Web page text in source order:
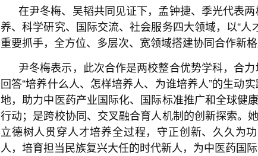
在尹冬梅、吴韬共同见证下，孟钟捷、季光代表
养、科学研究、国际交流、社会服务四大领域，以“
重要抓手，全方位、多层次、宽领域搭建协同合作新格
尹冬梅表示，此次合作是两校整合优势学科，合
回答“培养什么人、怎样培养人、为谁培养人”的生动
地，助力中医药产业国际化、国际标准推广和全球健
行动；是跨校协同、交叉融合育人机制的创新探索。
立德树人贯穿人才培养全过程，守正创新、久久为
人，培育担当民族复兴大任的时代新人，为中医药国